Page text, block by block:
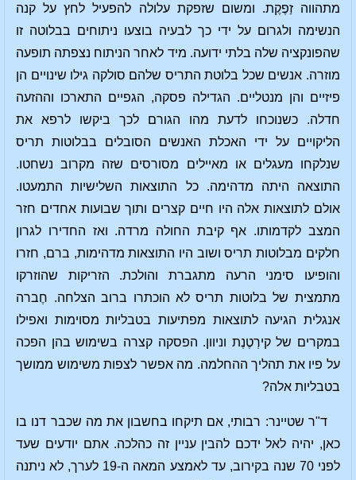
מתהווה זַפֶקֶת. ומשום שזפקת עלולה להפעיל לחץ על קנה
הנשימה ולגרום על ידי כך לבעיה בוצעו ניתוחים בבלוטה זו
שהפונקציה שלה בלתי ידועה. מיד לאחר הניתוח נצפתה תופעה
מוזרה. אנשים שכל בלוטת התריס שלהם סולקה גילו שינויים הן
פיזיים והן מנטליים. הגדילה פסקה, הגפיים התארכו וההזעה
חדלה. כשנוכחו לדעת מהו הגורם לכך ביקשו לרפא את
הליקויים על ידי האכלת האנשים הסובלים בבלוטות תריס
שנלקחו מעגלים או מאיילים מסורסים שזה מקרוב נשחטו.
התוצאה היתה מדהימה. כל התוצאות השלישיות התמעטו.
אולם לתוצאות אלה היו חיים קצרים ותוך שבועות אחדים חזר
המצב לקדמותו. אף קיבת החולה מרדה. ואז החדירו לגרון
חלקים מבלוטות תריס ושוב היו התוצאות מדהימות, ברם, חזרו
והופיעו סימני הרעה מתגברת והולכת. הזריקות שהוזרקו
מתמצית של בלוטות תריס לא הוכתרו ברוב הצלחה. חֶברה
אנגלית הגיעה לתוצאות מפתיעות בטבליות מסוימות ואפילו
במקרים של קירְטֶנֶת וניוון. הפסקה קצרה בשימוש בהן הפכה
על פיו את תהליך ההחלמה. מה אפשר לצפות משימוש ממושך
בטבליות אלה?
ד"ר שטיינר: רבותי, אם תיקחו בחשבון את מה שכבר דנו בו
כאן, יהיה לאל ידכם להבין עניין זה כהלכה. אתם יודעים שעד
לפני 70 שנה בקירוב, עד לאמצע המאה ה-19 לערך, לא ניתנה